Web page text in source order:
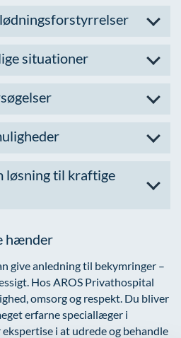
situationer
løsning til kraftige
hænder
give anledning til bekymringer –
Hos AROS Privathospital
omsorg og respekt. Du bliver
erfarne speciallæger i
i at udrede og behandle